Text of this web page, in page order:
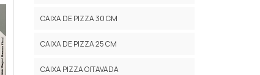
CAIXA DE PIZZA 30 CM
CAIXA DE PIZZA 25 CM
CAIXA PIZZA OITAVADA